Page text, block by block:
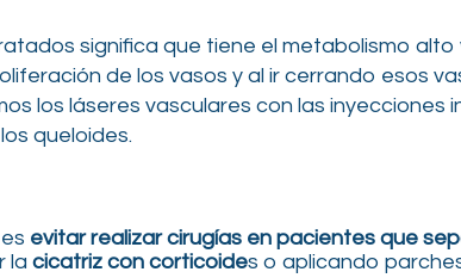
significa que tiene el metabolismo
de los vasos y al ir cerrando esos
los láseres vasculares con las
queloides.
evitar realizar cirugías en pacientes que
la cicatriz con corticoides o aplicando